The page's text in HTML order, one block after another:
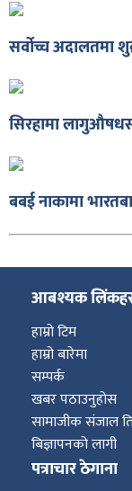
सर्वोच्च अदालतमा
सिरहामा
बबई नाकामा
आबश्यक
हाम्रो टिम
हाम्रो बारेमा
सम्पर्क
खबर पठाउनुहोस
सामाजीक संजाल
बिज्ञापनको लागी
पत्राचार ठेगाना